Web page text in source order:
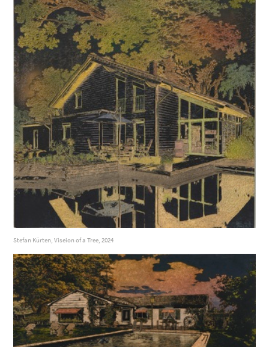
Stefan Kürten, Viseion of a Tree, 2024